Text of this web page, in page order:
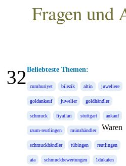
Fragen und
Beliebteste Themen:
cumhuriyet bilezik altin juweliere
goldankauf juwelier goldhändler
schmuck fiyatlari stuttgart ankauf
raum-reutlingen münzhändler
schmuckhändler tübingen reutlingen
ata schmuckbewertungen 1dukaten
Waren
32